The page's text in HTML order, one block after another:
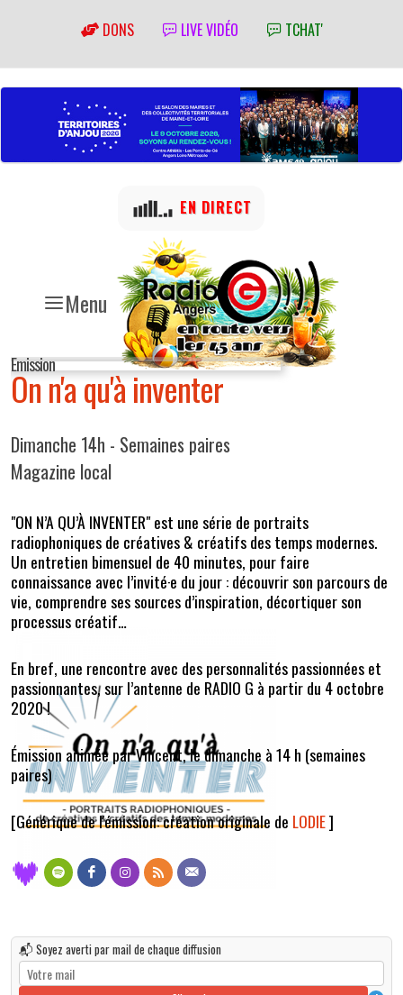
DONS LIVE VIDÉO TCHAT'
Menu
EN DIRECT
Emission
On n'a qu'à inventer
Dimanche 14h - Semaines paires
Magazine local
"ON N’A QU’À INVENTER" est une série de portraits
radiophoniques de créatives & créatifs des temps modernes.
Un entretien bimensuel de 40 minutes, pour faire
connaissance avec l’invité·e du jour : découvrir son parcours de
vie, comprendre ses sources d’inspiration, décortiquer son
processus créatif…
En bref, une rencontre avec des personnalités passionnées et
passionnantes, sur l’antenne de RADIO G à partir du 4 octobre
2020 !
Émission animée par Vincent, le dimanche à 14 h (semaines
paires)
[Générique de l'émission: création originale de LODIE]
📬 Soyez averti par mail de chaque diffusion